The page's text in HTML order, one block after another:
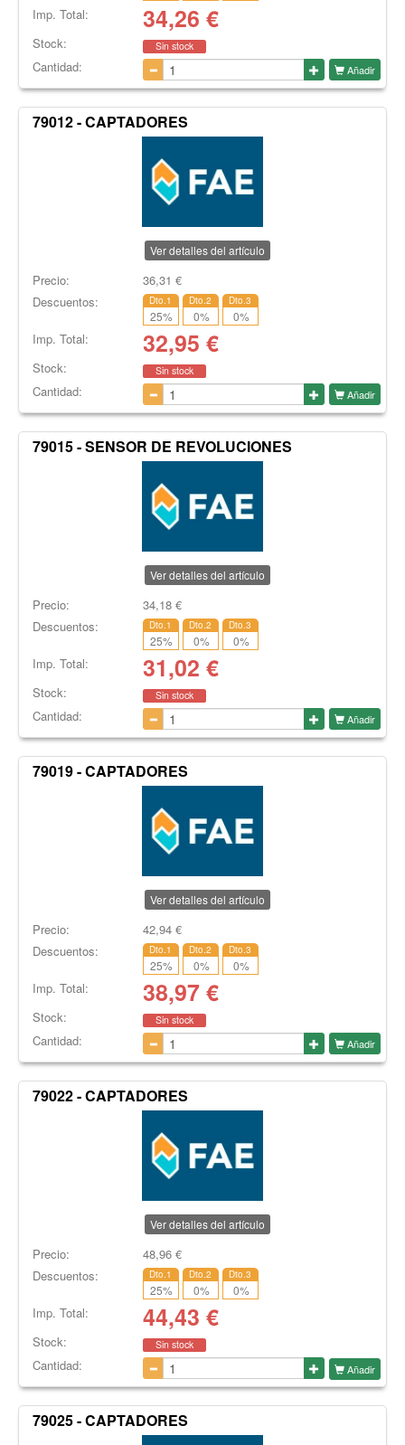
Imp. Total: 34,26 €
Stock: Sin stock
Cantidad: Añadir
79012 - CAPTADORES
Ver detalles del artículo
Precio: 36,31 €
Descuentos:
Dto.1
25%
Dto.2
0%
Dto.3
0%
Imp. Total: 32,95 €
Stock: Sin stock
Cantidad: Añadir
79015 - SENSOR DE REVOLUCIONES
Ver detalles del artículo
Precio: 34,18€
Descuentos:
Dto.1
25%
Dto.2
0%
Dto.3
0%
Imp. Total: 31,02 €
Stock: Sin stock
Cantidad: Añadir
79019 - CAPTADORES
Ver detalles del artículo
Precio: 42,94€
Descuentos:
Dto.1
25%
Dto.2
0%
Dto.3
0%
Imp. Total: 38,97€
Stock: Sin stock
Cantidad: Añadir
79022 - CAPTADORES
Ver detalles del artículo
Precio: 48,96€
Descuentos:
Dto.1
25%
Dto.2
0%
Dto.3
0%
Imp. Total: 44,43 €
Stock: Sin stock
Cantidad: Añadir
79025 - CAPTADORES